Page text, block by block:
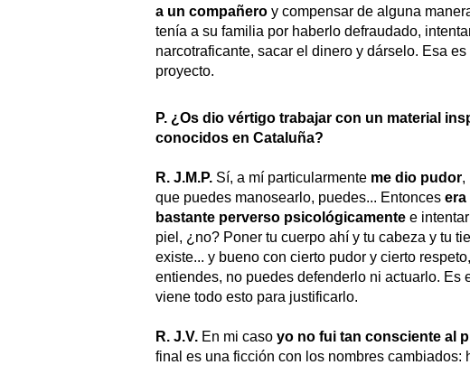
a un compañero y compensar de alguna
tenía a su familia por haberlo defraudado,
narcotraficante, sacar el dinero y dárselo. Esa
proyecto.
P. ¿Os dio vértigo trabajar con un material
conocidos en Cataluña?
R. J.M.P. Sí, a mí particularmente me dio pudor,
que puedes manosearlo, puedes... Entonces era
bastante perverso psicológicamente e
piel, ¿no? Poner tu cuerpo ahí y tu cabeza y tu
existe... y bueno con cierto pudor y cierto
entiendes, no puedes defenderlo ni actuarlo. Es
viene todo esto para justificarlo.
R. J.V. En mi caso yo no fui tan consciente al
final es una ficción con los nombres